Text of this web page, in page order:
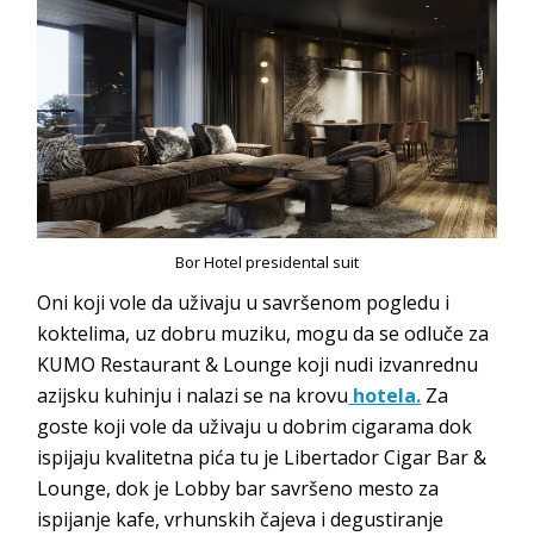
Bor Hotel presidental suit
Oni koji vole da uživaju u savršenom pogledu i
koktelima, uz dobru muziku, mogu da se odluče za
KUMO Restaurant & Lounge koji nudi izvanrednu
azijsku kuhinju i nalazi se na krovu hotela. Za
goste koji vole da uživaju u dobrim cigarama dok
ispijaju kvalitetna pića tu je Libertador Cigar Bar &
Lounge, dok je Lobby bar savršeno mesto za
ispijanje kafe, vrhunskih čajeva i degustiranje